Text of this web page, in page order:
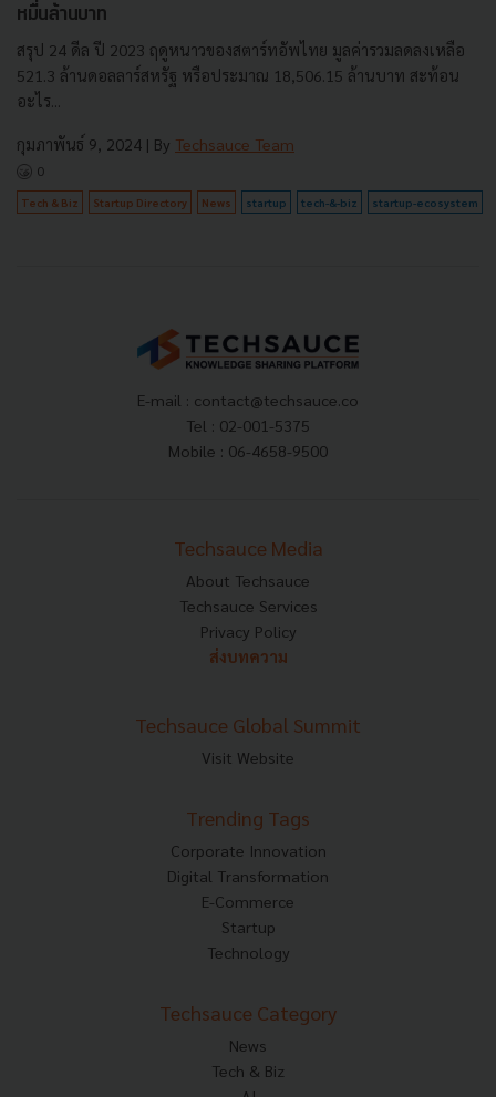
หมื่นล้านบาท
สรุป 24 ดีล ปี 2023 ฤดูหนาวของสตาร์ทอัพไทย มูลค่ารวมลดลงเหลือ
521.3 ล้านดอลลาร์สหรัฐ หรือประมาณ 18,506.15 ล้านบาท สะท้อน
อะไร...
กุมภาพันธ์ 9, 2024 | By Techsauce Team
0
Tech & Biz Startup Directory News startup tech-&-biz startup-ecosystem
E-mail : contact@techsauce.co
Tel : 02-001-5375
Mobile : 06-4658-9500
Techsauce Media
About Techsauce
Techsauce Services
Privacy Policy
ส่งบทความ
Techsauce Global Summit
Visit Website
Trending Tags
Corporate Innovation
Digital Transformation
E-Commerce
Startup
Technology
Techsauce Category
News
Tech & Biz